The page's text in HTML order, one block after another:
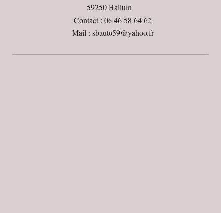
59250 Halluin
Contact : 06 46 58 64 62
Mail : sbauto59@yahoo.fr